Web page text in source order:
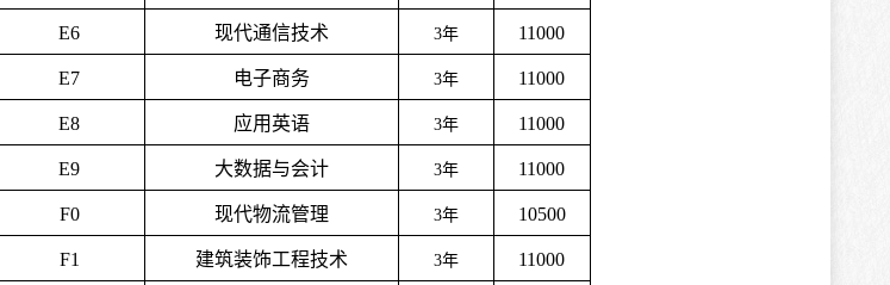
E6 现代通信技术 3年 11000
E7 电子商务 3年 11000
E8 应用英语 3年 11000
E9 大数据与会计 3年 11000
F0 现代物流管理 3年 10500
F1 建筑装饰工程技术 3年 11000